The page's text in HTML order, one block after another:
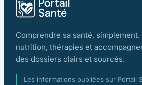
Comprendre sa santé, simplement.
nutrition, thérapies et
des dossiers clairs et sourcés.
Les informations publiées sur Portail